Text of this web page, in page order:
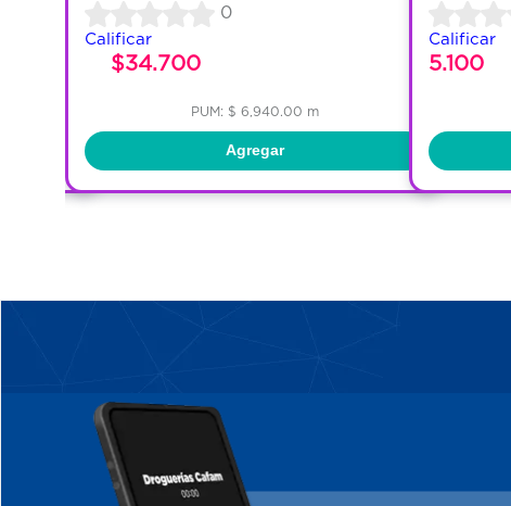
0
Calificar
$34.700
PUM: $ 6,940.00 m
Agregar
Calificar
5.100